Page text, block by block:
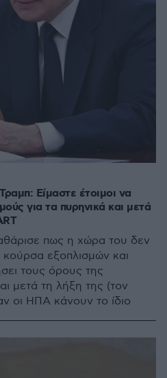
Είμαστε έτοιμοι να
για τα πυρηνικά και μετά
πως η χώρα του δεν
κούρσα εξοπλισμών και
τους όρους της
μετά τη λήξη της (τον
οι ΗΠΑ κάνουν το ίδιο